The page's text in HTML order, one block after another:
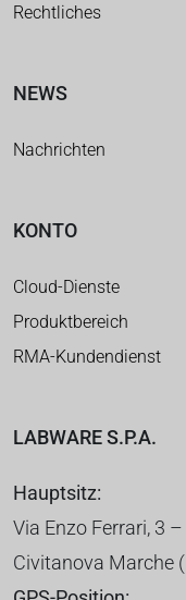
Rechtliches
NEWS
Nachrichten
KONTO
Cloud-Dienste
Produktbereich
RMA-Kundendienst
LABWARE S.P.A.
Hauptsitz:
Via Enzo Ferrari, 3
Civitanova Marche